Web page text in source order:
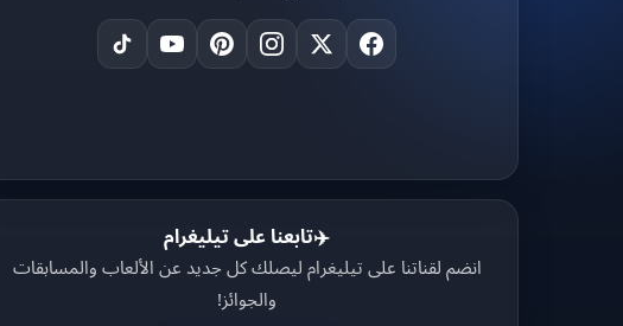
✈️تابعنا على تيليغرام
انضم لقناتنا على تيليغرام ليصلك كل جديد عن الألعاب والمسابقات
والجوائز!